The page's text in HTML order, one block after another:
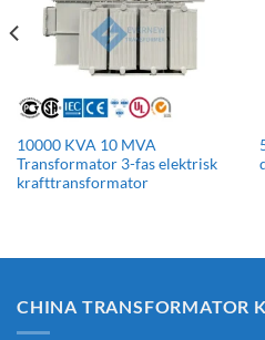
10000 KVA 10 MVA
Transformator 3-fas elektrisk
krafttransformator
CHINA TRANSFORMATOR